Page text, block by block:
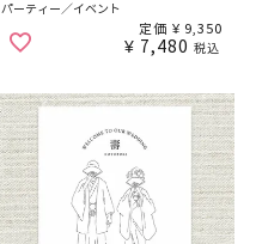
パーティー／イベント
定価 ¥ 9,350
¥ 7,480 税込